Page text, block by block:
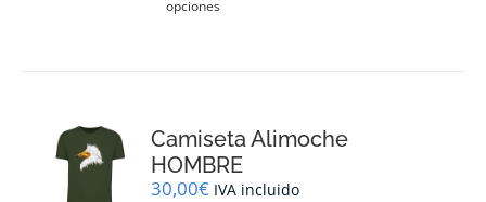
opciones
se
elegir
Camiseta Alimoche
HOMBRE
30,00€ IVA incluido